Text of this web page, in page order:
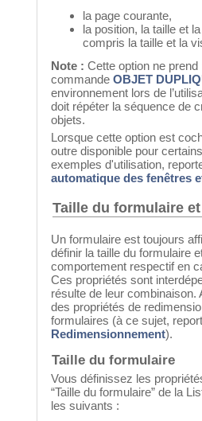
la page courante,
la position, la taille et
compris la taille et la
Note : Cette option ne
commande OBJET
environnement lors de
doit répéter la séquence de
objets.
Lorsque cette option est
outre disponible pour
exemples d'utilisation,
automatique des fenêtres
Taille du formulaire
Un formulaire est toujours
définir la taille du formulaire
comportement respectif en
Ces propriétés sont
résulte de leur combinaison.
des propriétés de
formulaires (à ce sujet,
Redimensionnement).
Taille du formulaire
Vous définissez les
“Taille du formulaire” de la
les suivants :